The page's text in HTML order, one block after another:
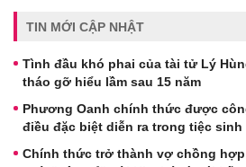
TIN MỚI CẬP NHẬT
Tình đầu khó phai của tài tử Lý
tháo gỡ hiểu lầm sau 15 năm
Phương Oanh chính thức được
điều đặc biệt diễn ra trong tiệc sinh
Chính thức trở thành vợ chồng hợp